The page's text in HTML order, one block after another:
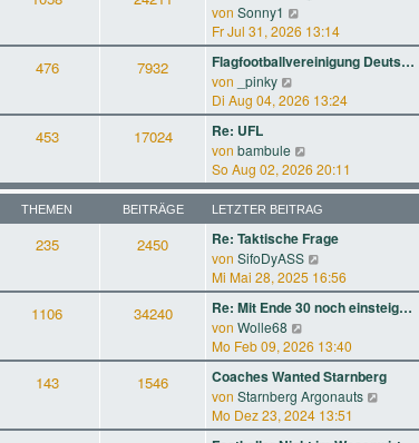
t
r
a
g
r
B
e
i
r
a
t
e
B
e
t
r
a
g
von Sonny1
e
u
e
t
r
B
e
i
t
r
a
g
Fr Jul 31, 2026 13:14
476 7932 Flagfootballvereinigung Deuts…
von _pinky
e
u
s
t
e
r
e
i
t
r
a
g
Di Aug 04, 2026 13:24
453 17024 Re: UFL
von bambule
e
u
e
s
t
e
r
B
e
i
t
r
a
g
So Aug 02, 2026 20:11
THEMEN BEITRÄGE LETZTER BEITRAG
235 2450 Re: Taktische Frage
von SifoDyASS
e
u
e
t
e
B
e
Mi Mai 28, 2025 16:56
1106 34240 Re: Mit Ende 30 noch einsteig…
von Wolle68
e
u
e
s
t
e
Mo Feb 09, 2026 13:40
143 1546 Coaches Wanted Starnberg
von Starnberg Argonauts
u
Mo Dez 23, 2024 13:51